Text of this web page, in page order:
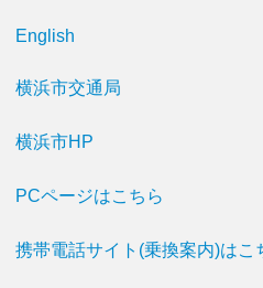
English
横浜市交通局
横浜市HP
PCページはこちら
携帯電話サイト(乗換案内)はこ